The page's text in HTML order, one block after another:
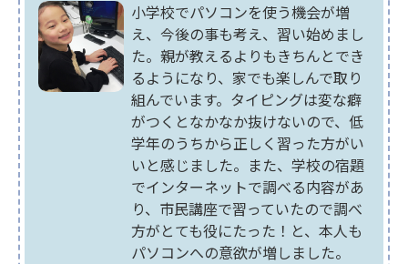
小学校でパソコンを使う機会が増
え、今後の事も考え、習い始めまし
た。親が教えるよりもきちんとでき
るようになり、家でも楽しんで取り
組んでいます。タイピングは変な癖
がつくとなかなか抜けないので、低
学年のうちから正しく習った方がい
いと感じました。また、学校の宿題
でインターネットで調べる内容があ
り、市民講座で習っていたので調べ
方がとても役にたった！と、本人も
パソコンへの意欲が増しました。